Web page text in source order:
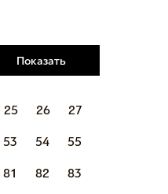
Показать
25 26 27
53 54 55
81 82 83